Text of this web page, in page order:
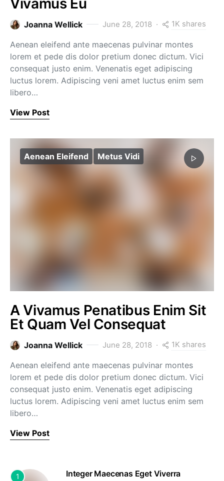
Vivamus Eu
Joanna Wellick June 28, 2018 1K shares
Aenean eleifend ante maecenas pulvinar montes
lorem et pede dis dolor pretium donec dictum. Vici
consequat justo enim. Venenatis eget adipiscing
luctus lorem. Adipiscing veni amet luctus enim sem
libero…
View Post
Aenean Eleifend Metus Vidi
A Vivamus Penatibus Enim Sit
Et Quam Vel Consequat
Joanna Wellick June 28, 2018 1K shares
Aenean eleifend ante maecenas pulvinar montes
lorem et pede dis dolor pretium donec dictum. Vici
consequat justo enim. Venenatis eget adipiscing
luctus lorem. Adipiscing veni amet luctus enim sem
libero…
View Post
1 Integer Maecenas Eget Viverra